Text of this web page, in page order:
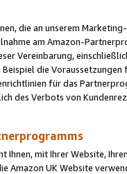
die an unserem
am Amazon-
Vereinbarung,
die
für das
des Verbots von
Ihnen, mit Ihrer Website,
Amazon UK Website